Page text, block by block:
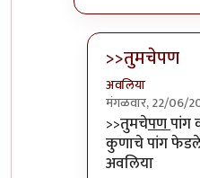
>>तुमचेपण
अवलिया
मंगळवार, 22/06/
In reply to
>>तुमचेपण
कुणाचे पांग फेडले
अवलिया